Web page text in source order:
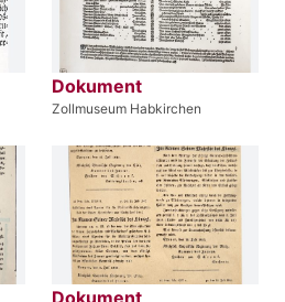
Dokument
Zollmuseum Habkirchen
Dokument